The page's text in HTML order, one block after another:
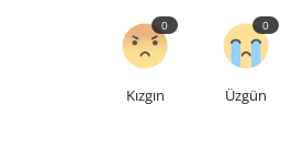
Kızgın
0
Üzgün
0